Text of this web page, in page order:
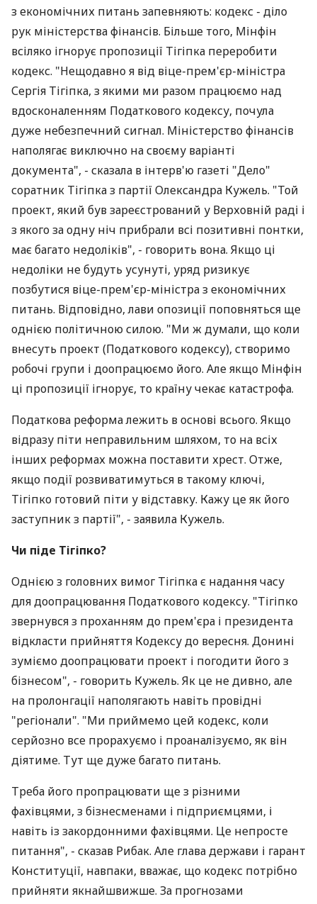
з економічних питань запевняють: кодекс - діло
рук міністерства фінансів. Більше того, Мінфін
всіляко ігнорує пропозиції Тігіпка переробити
кодекс. "Нещодавно я від віце-прем'єр-міністра
Сергія Тігіпка, з якими ми разом працюємо над
вдосконаленням Податкового кодексу, почула
дуже небезпечний сигнал. Міністерство фінансів
наполягає виключно на своєму варіанті
документа", - сказала в інтерв'ю газеті "Дело"
соратник Тігіпка з партії Олександра Кужель. "Той
проект, який був зареєстрований у Верховній раді і
з якого за одну ніч прибрали всі позитивні понтки,
має багато недоліків", - говорить вона. Якщо ці
недоліки не будуть усунуті, уряд ризикує
позбутися віце-прем'єр-міністра з економічних
питань. Відповідно, лави опозиції поповняться ще
однією політичною силою. "Ми ж думали, що коли
внесуть проект (Податкового кодексу), створимо
робочі групи і доопрацюємо його. Але якщо Мінфін
ці пропозиції ігнорує, то країну чекає катастрофа.
Податкова реформа лежить в основі всього. Якщо
відразу піти неправильним шляхом, то на всіх
інших реформах можна поставити хрест. Отже,
якщо події розвиватимуться в такому ключі,
Тігіпко готовий піти у відставку. Кажу це як його
заступник з партії", - заявила Кужель.
Чи піде Тігіпко?
Однією з головних вимог Тігіпка є надання часу
для доопрацювання Податкового кодексу. "Тігіпко
звернувся з проханням до прем'єра і президента
відкласти прийняття Кодексу до вересня. Донині
зуміємо доопрацювати проект і погодити його з
бізнесом", - говорить Кужель. Як це не дивно, але
на пролонгації наполягають навіть провідні
"регіонали". "Ми приймемо цей кодекс, коли
серйозно все прорахуємо і проаналізуємо, як він
діятиме. Тут ще дуже багато питань.
Треба його пропрацювати ще з різними
фахівцями, з бізнесменами і підприємцями, і
навіть із закордонними фахівцями. Це непросте
питання", - сказав Рибак. Але глава держави і гарант
Конституції, навпаки, вважає, що кодекс потрібно
прийняти якнайшвижше. За прогнозами